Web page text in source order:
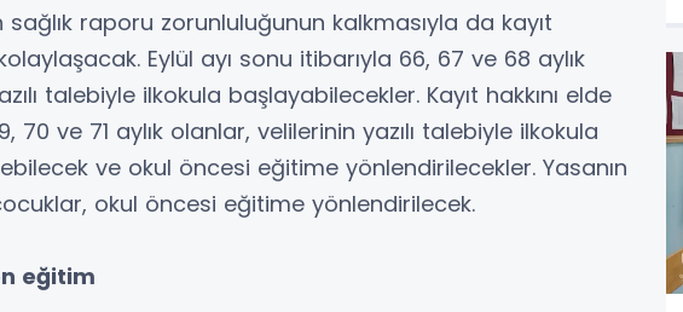
raporu zorunluluğunun kalkmasıyla da kayıt
Eylül ayı sonu itibarıyla 66, 67 ve 68 aylık
talebiyle ilkokula başlayabilecekler. Kayıt hakkını elde
ve 71 aylık olanlar, velilerinin yazılı talebiyle ilkokula
ve okul öncesi eğitime yönlendirilecekler. Yasanın
okul öncesi eğitime yönlendirilecek.
eğitim